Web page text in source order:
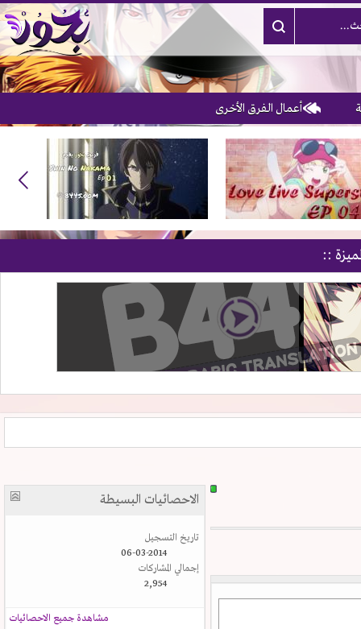
أعمال الفرق الأخرى
::
الاحصائيات البسيطة
تاريخ التسجيل
06-03-2014
إجمالي المشاركات
2,954
مشاهدة جميع الاحصائيات